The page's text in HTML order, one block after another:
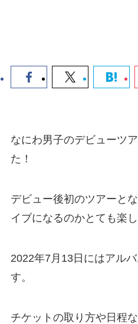
なにわ男子のデビューツ
た！
デビュー後初のツアーと
イブになるのかとても楽し
2022年7月13日にはアル
す。
チケットの取り方や日程